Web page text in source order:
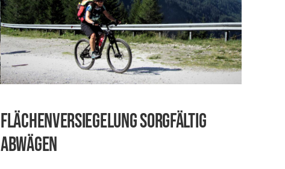
Flä­chen­ver­sie­ge­lung sorg­fäl­tig
abwägen